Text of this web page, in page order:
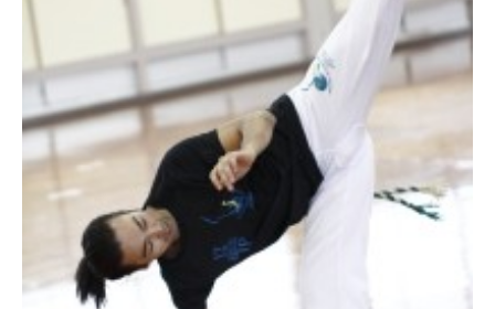
体を手に入れたい、音楽に興味があ
る、とにかくカッコよく目立ちた
い！…など！一度体験してみて下さ
い。
MENU
SAMURAI CAPOEIRA 福岡
SAMURAI CAPOEIRA 山口
SAMURAI CAPOEIRA広島
クラス情報